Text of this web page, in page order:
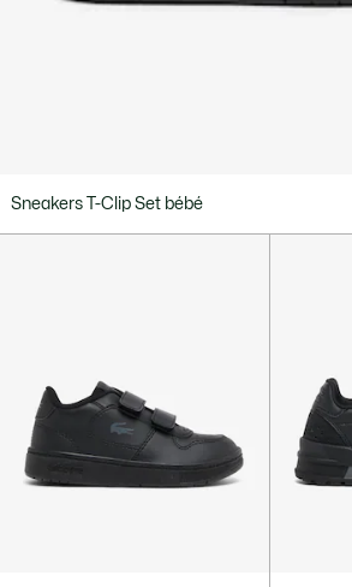
Sneakers T-Clip Set bébé